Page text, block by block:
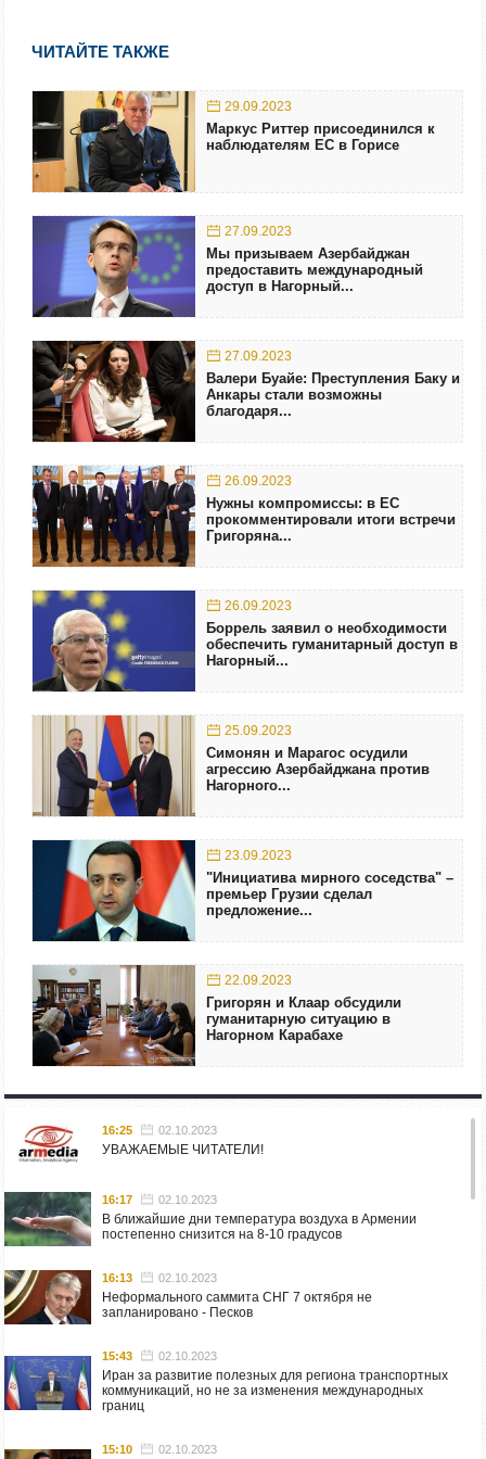
ЧИТАЙТЕ ТАКЖЕ
29.09.2023
Маркус Риттер присоединился к
наблюдателям ЕС в Горисе
27.09.2023
Мы призываем Азербайджан
предоставить международный
доступ в Нагорный...
27.09.2023
Валери Буайе: Преступления Баку и
Анкары стали возможны
благодаря...
26.09.2023
Нужны компромиссы: в ЕС
прокомментировали итоги встречи
Григоряна...
26.09.2023
Боррель заявил о необходимости
обеспечить гуманитарный доступ в
Нагорный...
25.09.2023
Симонян и Марагос осудили
агрессию Азербайджана против
Нагорного...
23.09.2023
"Инициатива мирного соседства" –
премьер Грузии сделал
предложение...
22.09.2023
Григорян и Клаар обсудили
гуманитарную ситуацию в
Нагорном Карабахе
16:25 02.10.2023
УВАЖАЕМЫЕ ЧИТАТЕЛИ!
16:17 02.10.2023
В ближайшие дни температура воздуха в Армении
постепенно снизится на 8-10 градусов
16:13 02.10.2023
Неформального саммита СНГ 7 октября не
запланировано - Песков
15:43 02.10.2023
Иран за развитие полезных для региона транспортных
коммуникаций, но не за изменения международных
границ
15:10 02.10.2023